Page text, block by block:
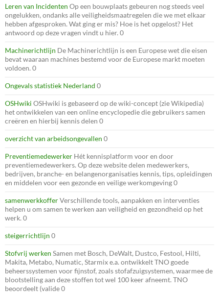
Leren van Incidenten Op een bouwplaats gebeuren nog steeds veel
ongelukken, ondanks alle veiligheidsmaatregelen die we met elkaar
hebben afgesproken. Wat ging er mis? Hoe is het opgelost? Het
antwoord op deze vragen vindt u hier. 0
Machinerichtlijn De Machinerichtlijn is een Europese wet die eisen
bevat waaraan machines bestemd voor de Europese markt moeten
voldoen. 0
Ongevals statistiek Nederland 0
OSHwiki OSHwiki is gebaseerd op de wiki-concept (zie Wikipedia)
het ontwikkelen van een online encyclopedie die gebruikers samen
creëren en hierbij kennis delen 0
overzicht van arbeidsongevallen 0
Preventiemedewerker Hét kennisplatform voor en door
preventiemedewerkers. Op deze website delen medewerkers,
bedrijven, branche- en belangenorganisaties kennis, tips, opleidingen
en middelen voor een gezonde en veilige werkomgeving 0
samenwerkkofferVerschillende tools, aanpakken en interventies
helpen u om samen te werken aan veiligheid en gezondheid op het
werk. 0
steigerrichtlijn 0
Stofvrij werken Samen met Bosch, DeWalt, Dustco, Festool, Hilti,
Makita, Metabo, Numatic, Starmix e.a. ontwikkelt TNO goede
beheerssystemen voor fijnstof, zoals stofafzuigsystemen, waarmee de
blootstelling aan deze stoffen tot wel 100 keer afneemt. TNO
beoordeelt (valide 0